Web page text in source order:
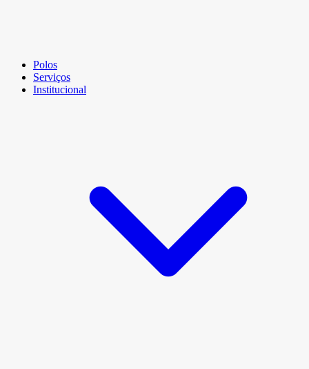
Polos
Serviços
Institucional